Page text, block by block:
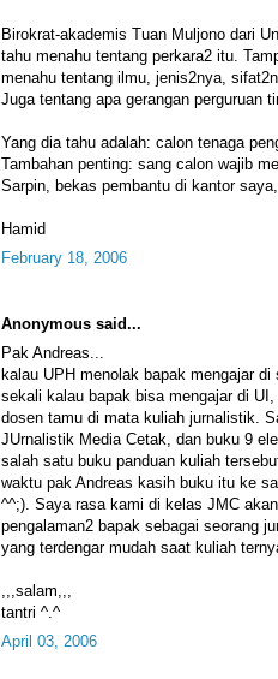
Birokrat-akademis Tuan Muljono dari
tahu menahu tentang perkara2 itu.
menahu tentang ilmu, jenis2nya,
Juga tentang apa gerangan perguruan
Yang dia tahu adalah: calon tenaga
Tambahan penting: sang calon wajib
Sarpin, bekas pembantu di kantor
Hamid
February 18, 2006
Anonymous said...
Pak Andreas...
kalau UPH menolak bapak mengajar
sekali kalau bapak bisa mengajar di
dosen tamu di mata kuliah jurnalistik.
JUrnalistik Media Cetak, dan buku 9
salah satu buku panduan kuliah
waktu pak Andreas kasih buku itu ke
^^;). Saya rasa kami di kelas JMC
pengalaman2 bapak sebagai seorang
yang terdengar mudah saat kuliah
,,,salam,,,
tantri ^.^
April 03, 2006